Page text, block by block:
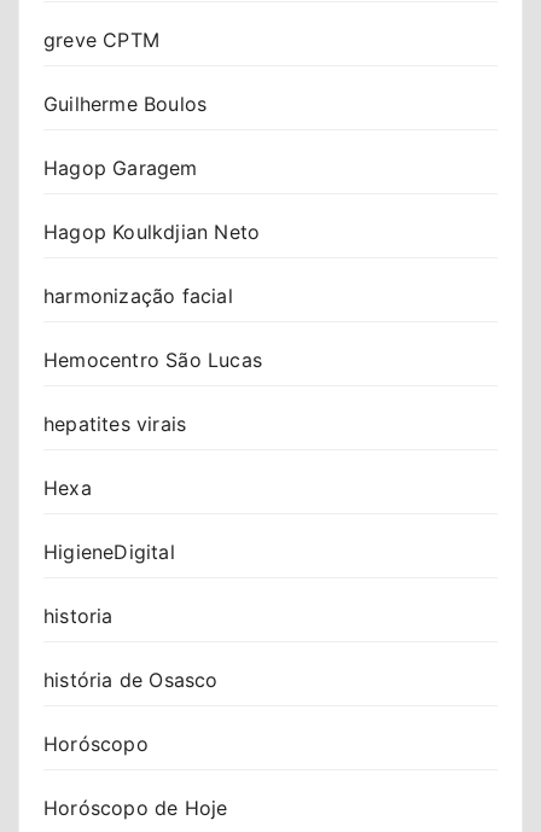
greve CPTM
Guilherme Boulos
Hagop Garagem
Hagop Koulkdjian Neto
harmonização facial
Hemocentro São Lucas
hepatites virais
Hexa
HigieneDigital
historia
história de Osasco
Horóscopo
Horóscopo de Hoje